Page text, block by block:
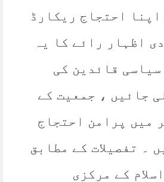
احتجاج ریکارڈ
اظہار رائے کا یہ
قائدین کی
جائیں ، جمعیت کے
میں پرامن احتجاج
۔ تفصیلات کے مطابق
کے مرکزی